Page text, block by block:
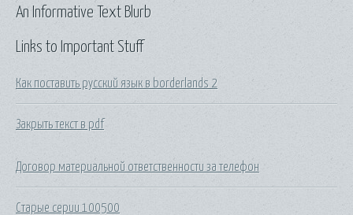
Links to Important Stuff
Как поставить русский язык в borderlands 2
Закрыть текст в pdf
Договор материальной ответственности за телефон
Старые серии 100500
An Informative Text Blurb